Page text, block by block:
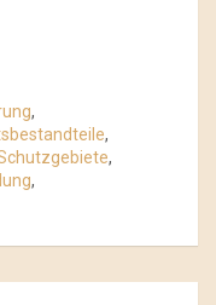
,
,
,
,